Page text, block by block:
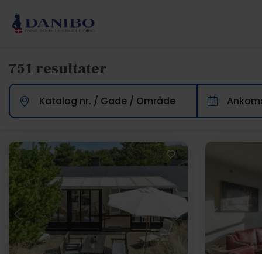
751 resultater
Katalog nr. / Gade / Område
Indlæser...